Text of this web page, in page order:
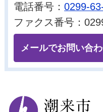
電話番号：0299-
ファクス番号：
メールでお問い合